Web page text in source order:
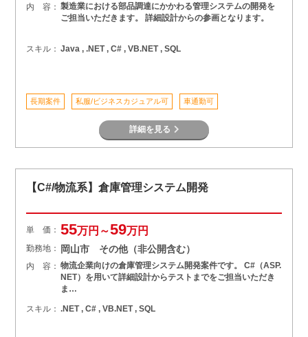
内 容： 製造業における部品調達にかかわる管理システムの開発を
ご担当いただきます。 詳細設計からの参画となります。
スキル： Java , .NET , C# , VB.NET , SQL
長期案件 私服/ビジネスカジュアル可 車通勤可
詳細を見る
【C#/物流系】倉庫管理システム開発
単 価： 55万円～59万円
勤務地： 岡山市 その他（非公開含む）
内 容： 物流企業向けの倉庫管理システム開発案件です。 C#（ASP.
NET）を用いて詳細設計からテストまでをご担当いただき
ま…
スキル： .NET , C# , VB.NET , SQL